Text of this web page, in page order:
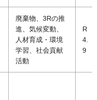
廃棄物、3Rの推
進、気候変動、
人材育成・環境
学習、社会貢献
活動
R
4.
9